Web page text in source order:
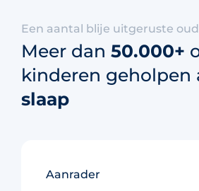
Een aantal blije uitgeruste
Meer dan 50.000+
kinderen geholpen
slaap
Aanrader